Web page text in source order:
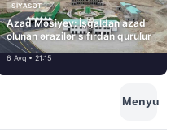
SIYASƏT
Azad Məsiyev: İşğaldan azad
olunan ərazilər sıfırdan qurulur
6 Avq • 21:15
Menyu